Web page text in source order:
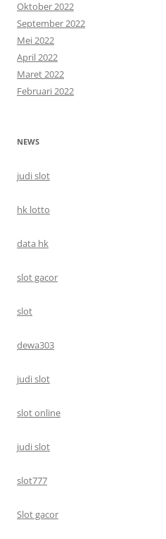
Oktober 2022
September 2022
Mei 2022
April 2022
Maret 2022
Februari 2022
NEWS
judi slot
hk lotto
data hk
slot gacor
slot
dewa303
judi slot
slot online
judi slot
slot777
Slot gacor